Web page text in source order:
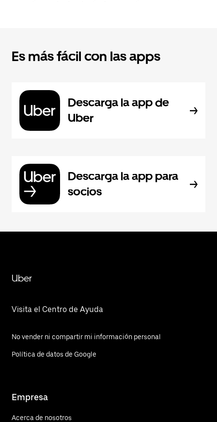
Es más fácil con las apps
Descarga la app de
Uber
Descarga la app para
socios
Uber
Visita el Centro de Ayuda
No vender ni compartir mi información personal
Política de datos de Google
Empresa
Acerca de nosotros